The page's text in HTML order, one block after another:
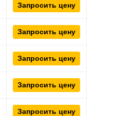
Запросить цену
Запросить цену
Запросить цену
Запросить цену
Запросить цену